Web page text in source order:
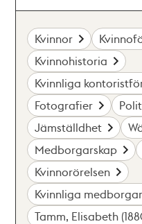
Kvinnor
Kvinnohistoria
Kvinnliga
Fotografier
Jämställdhet
Medborgarskap
Kvinnorörelsen
Kvinnliga
Tamm, Elisabeth